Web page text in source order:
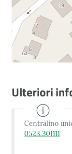
Ulteriori
Centralino
0523.301111